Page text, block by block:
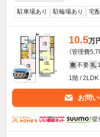
駐車場あり 駐輪場あり 宅
10.5万
（管理費
敷 不要 礼
1階 / 2LDK
お問
提